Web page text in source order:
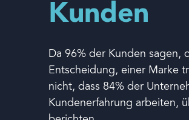
Kunden
Da 96% der Kunden sagen,
Entscheidung, einer Marke
nicht, dass 84% der
Kundenerfahrung arbeiten,